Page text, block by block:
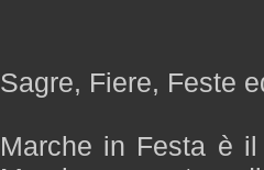
Sagre, Fiere, Feste
Marche in Festa è